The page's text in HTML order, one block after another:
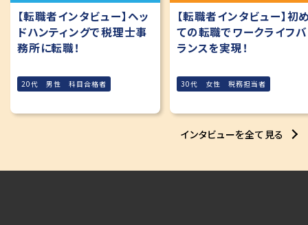
【転職者インタビュー】ヘッ
ドハンティングで税理士事
務所に転職！
20代 男性 科目合格者
【転職者インタビュー】初
ての転職でワークライフバ
ランスを実現！
30代 女性 税務担当者
インタビューを全て見る